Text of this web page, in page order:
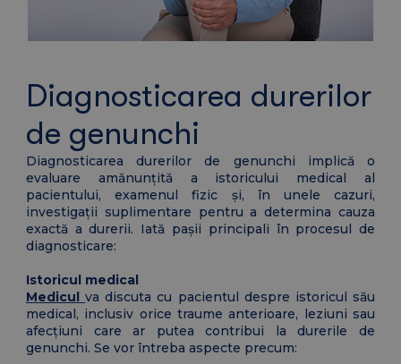
Diagnosticarea durerilor
de genunchi
Diagnosticarea durerilor de genunchi implică o
evaluare amănunțită a istoricului medical al
pacientului, examenul fizic și, în unele cazuri,
investigații suplimentare pentru a determina cauza
exactă a durerii. Iată pașii principali în procesul de
diagnosticare:
Istoricul medical
Mediculva discuta cu pacientul despre istoricul său
medical, inclusiv orice traume anterioare, leziuni sau
afecțiuni care ar putea contribui la durerile de
genunchi. Se vor întreba aspecte precum: